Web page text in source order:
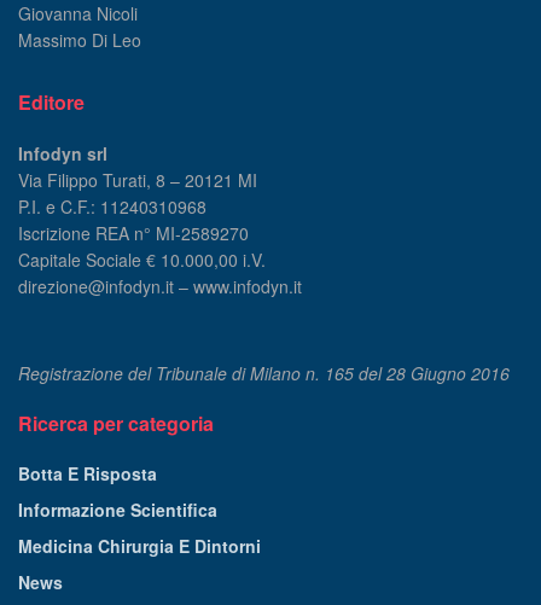
Giovanna Nicoli
Massimo Di Leo
Editore
Infodyn srl
Via Filippo Turati, 8 – 20121 MI
P.I. e C.F.: 11240310968
Iscrizione REA n° MI-2589270
Capitale Sociale € 10.000,00 i.V.
direzione@infodyn.it – www.infodyn.it
Registrazione del Tribunale di Milano n. 165 del 28 Giugno 2016
Ricerca per categoria
Botta E Risposta
Informazione Scientifica
Medicina Chirurgia E Dintorni
News